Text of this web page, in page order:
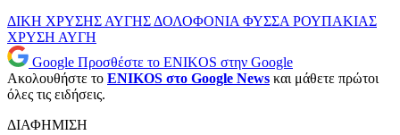
ΔΙΚΗ ΧΡΥΣΗΣ ΑΥΓΗΣ ΔΟΛΟΦΟΝΙΑ ΦΥΣΣΑ ΡΟΥΠΑΚΙΑΣ
ΧΡΥΣΗ ΑΥΓΗ
Google Προσθέστε το ENIKOS στην Google
Ακολουθήστε το ENIKOS στο Google News και μάθετε πρώτοι
όλες τις ειδήσεις.
ΔΙΑΦΗΜΙΣΗ